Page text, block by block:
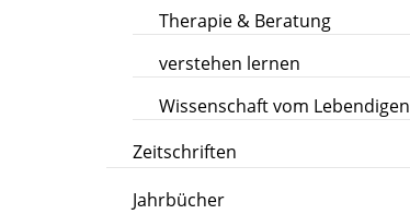
Therapie & Beratung
verstehen lernen
Wissenschaft vom Lebendigen
Zeitschriften
Jahrbücher